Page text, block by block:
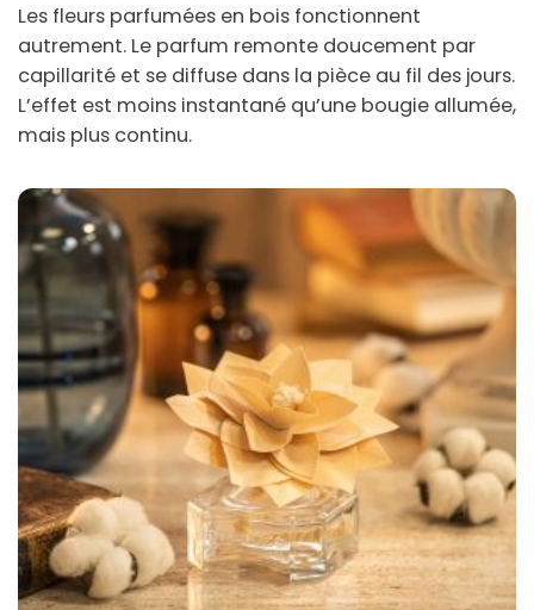
Les fleurs parfumées en bois fonctionnent
autrement. Le parfum remonte doucement par
capillarité et se diffuse dans la pièce au fil des jours.
L’effet est moins instantané qu’une bougie allumée,
mais plus continu.